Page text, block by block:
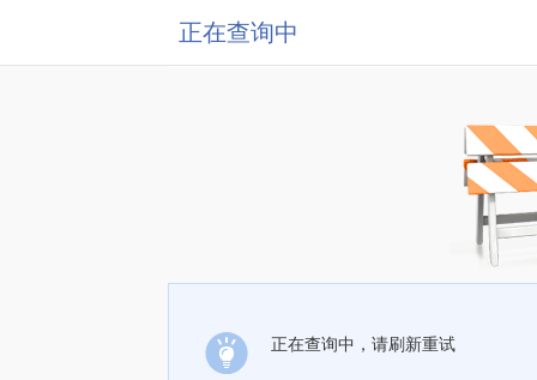
正在查询中
正在查询中，请刷新重试